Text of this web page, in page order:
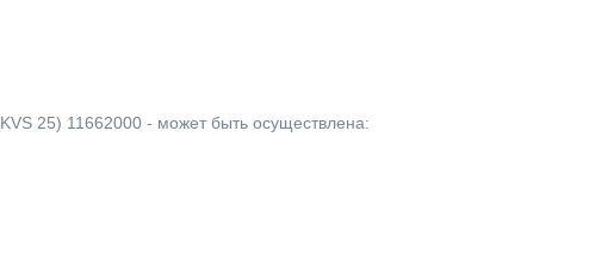
25) 11662000 - может быть осуществлена: